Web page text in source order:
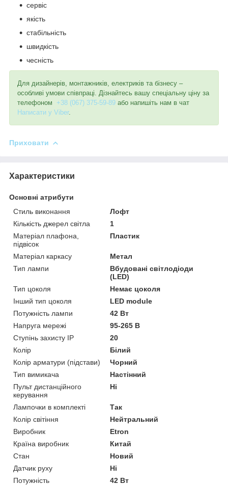
сервіс
якість
стабільність
швидкість
чесність
Для дизайнерів, монтажників, електриків та бізнесу –
особливі умови співпраці. Дізнайтесь вашу спеціальну ціну за
телефоном +38 (067) 375-59-89 або напишіть нам в чат
Написати у Viber.
Приховати
Характеристики
Основні атрибути
Стиль виконання
Лофт
Кількість джерел світла
1
Матеріал плафона,
підвісок
Пластик
Матеріал каркасу
Метал
Тип лампи
Вбудовані світлодіоди
(LED)
Тип цоколя
Немає цоколя
Інший тип цоколя
LED module
Потужність лампи
42 Вт
Напруга мережі
95-265 В
Ступінь захисту IP
20
Колір
Білий
Колір арматури (підстави)
Чорний
Тип вимикача
Настінний
Пульт дистанційного
керування
Ні
Лампочки в комплекті
Так
Колір світіння
Нейтральний
Виробник
Etron
Країна виробник
Китай
Стан
Новий
Датчик руху
Ні
Потужність
42 Вт